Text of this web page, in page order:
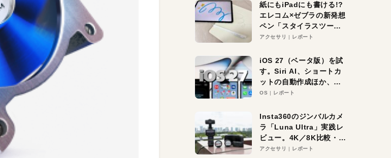
紙にもiPadにも書ける!?
エレコム×ゼブラの新発想
ペン「スタイラスツーウ
ェイ」レビュー。持ち替
アクセサリ レポート
iOS 27（ベータ版）を試
す。Siri AI、ショートカ
ットの自動作成ほか、期
待大の便利機能5選。
る未来はすぐそこ！
OS レポート
Insta360のジンバルカメ
ラ「Luna Ultra」実践レ
ビュー。4K／8K比較・ズ
ーム・夜間撮影をチェッ
アクセサリ レポート